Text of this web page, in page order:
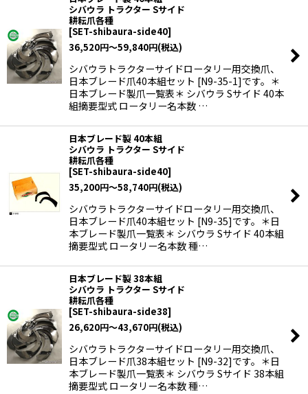
シバウラ トラクター Sサイド
耕耘爪各種
[SET-shibaura-side40]
36,520円～59,840円(税込)
シバウラトラクターサイドロータリー用交換爪、
日本ブレード爪40本組セット [N9-35-1]です。＊
日本ブレード製爪一覧表＊ シバウラ Sサイド 40本
組摘要型式 ロータリー名本数 …
日本ブレード製 40本組
シバウラ トラクター Sサイド
耕耘爪各種
[SET-shibaura-side40]
35,200円～58,740円(税込)
シバウラトラクターサイドロータリー用交換爪、
日本ブレード爪40本組セット [N9-35]です。＊日
本ブレード製爪一覧表＊ シバウラ Sサイド 40本組
摘要型式 ロータリー名本数 種…
日本ブレード製 38本組
シバウラ トラクター Sサイド
耕耘爪各種
[SET-shibaura-side38]
26,620円～43,670円(税込)
シバウラトラクターサイドロータリー用交換爪、
日本ブレード爪38本組セット [N9-32]です。＊日
本ブレード製爪一覧表＊ シバウラ Sサイド 38本組
摘要型式 ロータリー名本数 種…